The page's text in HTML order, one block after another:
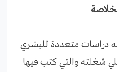
دراسات متعددة للبشري
شغلته والتي كتب فيها